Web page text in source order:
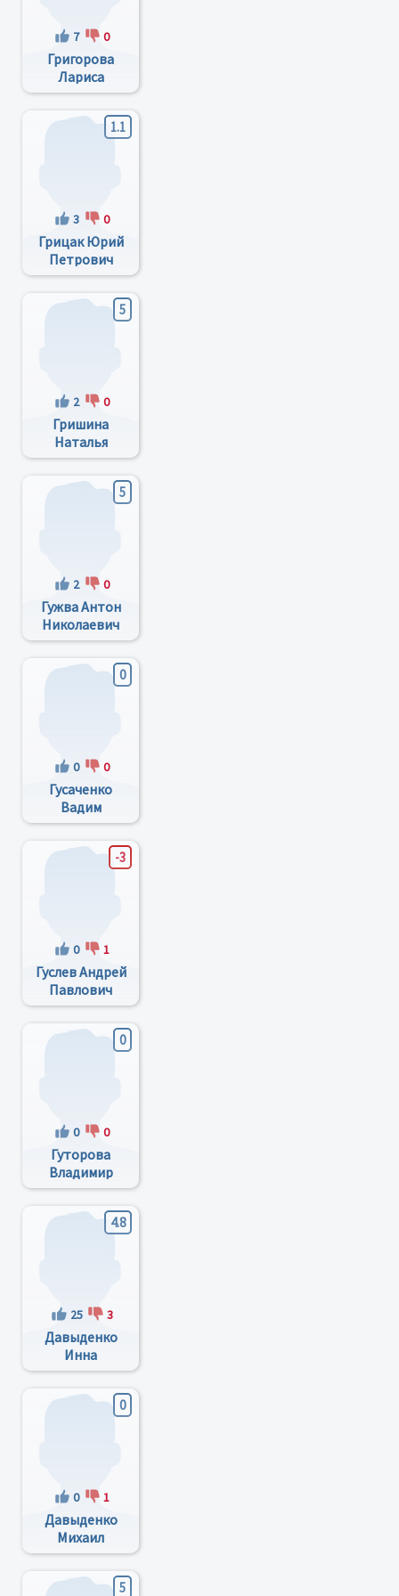
7 0
Григорова
Лариса
Ивановна
1.1
3 0
Грицак Юрий
Петрович
5
2 0
Гришина
Наталья
Викторовна
5
2 0
Гужва Антон
Николаевич
0
0 0
Гусаченко
Вадим
Владимирович
-3
0 1
Гуслев Андрей
Павлович
0
0 0
Гуторова
Владимир
Александрович
4.8
25 3
Давыденко
Инна
Владимировна
0
0 1
Давыденко
Михаил
Леонидович
5